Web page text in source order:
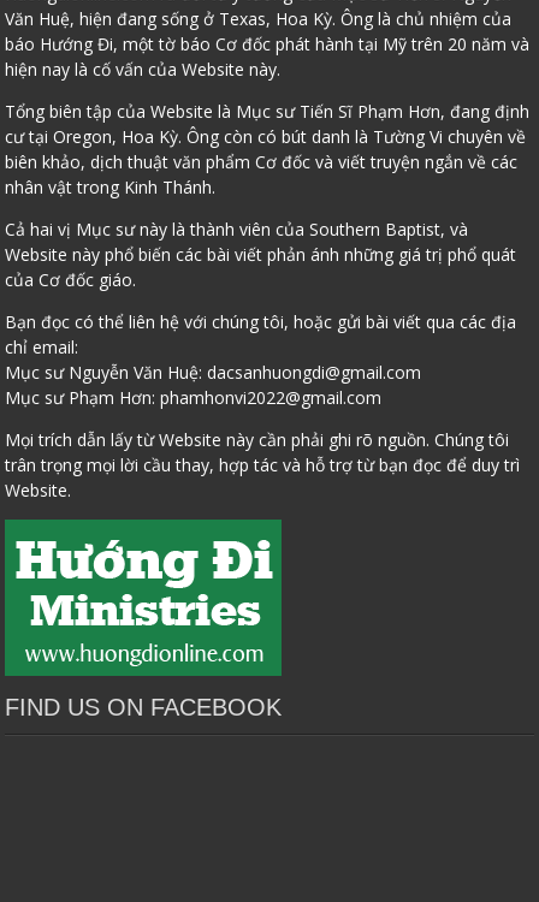
Văn Huệ, hiện đang sống ở Texas, Hoa Kỳ. Ông là chủ nhiệm của
báo Hướng Đi, một tờ báo Cơ đốc phát hành tại Mỹ trên 20 năm và
hiện nay là cố vấn của Website này.
Tổng biên tập của Website là Mục sư Tiến Sĩ Phạm Hơn, đang định
cư tại Oregon, Hoa Kỳ. Ông còn có bút danh là Tường Vi chuyên về
biên khảo, dịch thuật văn phẩm Cơ đốc và viết truyện ngắn về các
nhân vật trong Kinh Thánh.
Cả hai vị Mục sư này là thành viên của Southern Baptist, và
Website này phổ biến các bài viết phản ánh những giá trị phổ quát
của Cơ đốc giáo.
Bạn đọc có thể liên hệ với chúng tôi, hoặc gửi bài viết qua các địa
chỉ email:
Mục sư Nguyễn Văn Huệ:dacsanhuongdi@gmail.com
Mục sư Phạm Hơn:phamhonvi2022@gmail.com
Mọi trích dẫn lấy từ Website này cần phải ghi rõ nguồn. Chúng tôi
trân trọng mọi lời cầu thay, hợp tác và hỗ trợ từ bạn đọc để duy trì
Website.
FIND US ON FACEBOOK